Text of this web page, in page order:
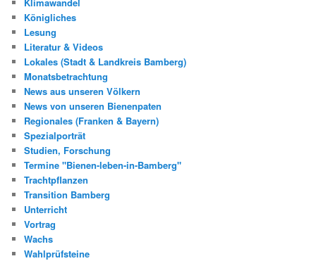
Königliches
Lesung
Literatur & Videos
Lokales (Stadt & Landkreis Bamberg)
Monatsbetrachtung
News aus unseren Völkern
News von unseren Bienenpaten
Regionales (Franken & Bayern)
Spezialporträt
Studien, Forschung
Termine "Bienen-leben-in-Bamberg"
Trachtpflanzen
Transition Bamberg
Unterricht
Vortrag
Wachs
Wahlprüfsteine